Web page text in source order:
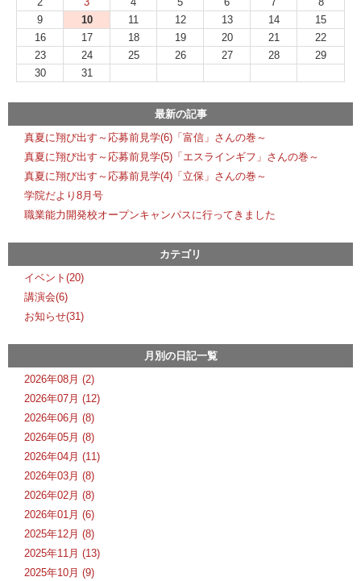
9
10 11 12 13 14
15
16
17 18 19 20 21
22
23
24 25 26 27 28
29
30
31
最新の記事
真夏に翔び出す～応募前見学(6)「富信」さんの巻～
真夏に翔び出す～応募前見学(5)「エスラインギフ」さんの巻～
真夏に翔び出す～応募前見学(4)「立保」さんの巻～
学院だより8月号
職業能力開発校オープンキャンパスに行ってきました
カテゴリ
イベント(20)
講演会(6)
お知らせ(31)
月別の日記一覧
2026年08月 (2)
2026年07月 (12)
2026年06月 (8)
2026年05月 (8)
2026年04月 (11)
2026年03月 (8)
2026年02月 (8)
2026年01月 (6)
2025年12月 (8)
2025年11月 (13)
2025年10月 (9)